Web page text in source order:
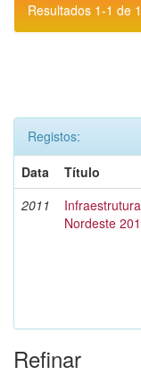
Resultados 1-1 de
Registos:
Data
Título
2011
Nordeste
Refinar